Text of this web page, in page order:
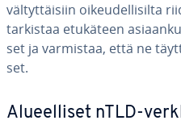
väl­tyt­täi­siin oi­keu­del­li­sil­ta
tarkistaa etukäteen
set ja varmistaa, että ne
set.
Alu­eel­li­set nTLD-